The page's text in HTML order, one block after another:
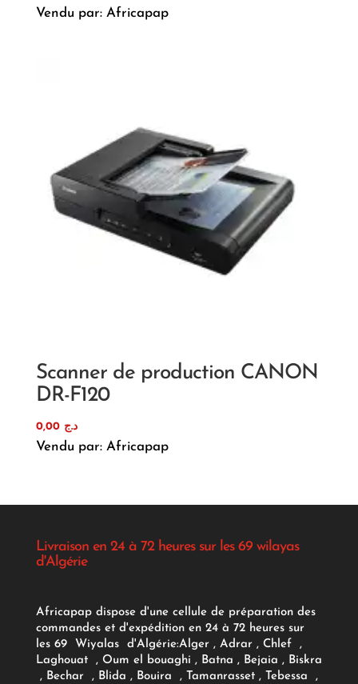
Vendu par: Africapap
Scanner de production CANON
DR-F120
د.ج 0,00
Vendu par: Africapap
Livraison en 24 à 72 heures sur les 69 wilayas
d'Algérie
Africapap dispose d'une cellule de préparation des
commandes et d'expédition en 24 à 72 heures sur
les 69 Wiyalas d'Algérie:Alger , Adrar, Chlef ,
Laghouat , Oum el bouaghi , Batna , Bejaia , Biskra
, Bechar , Blida , Bouira , Tamanrasset , Tebessa ,